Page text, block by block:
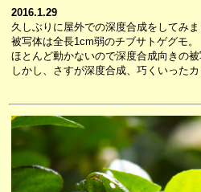
2016.1.29
久しぶりに屋外での深度合成をしてみま
被写体は全長1cm弱のチブサトゲグモ。
ほとんど動かないので深度合成向きの
しかし、さすが深度合成、巧くいった